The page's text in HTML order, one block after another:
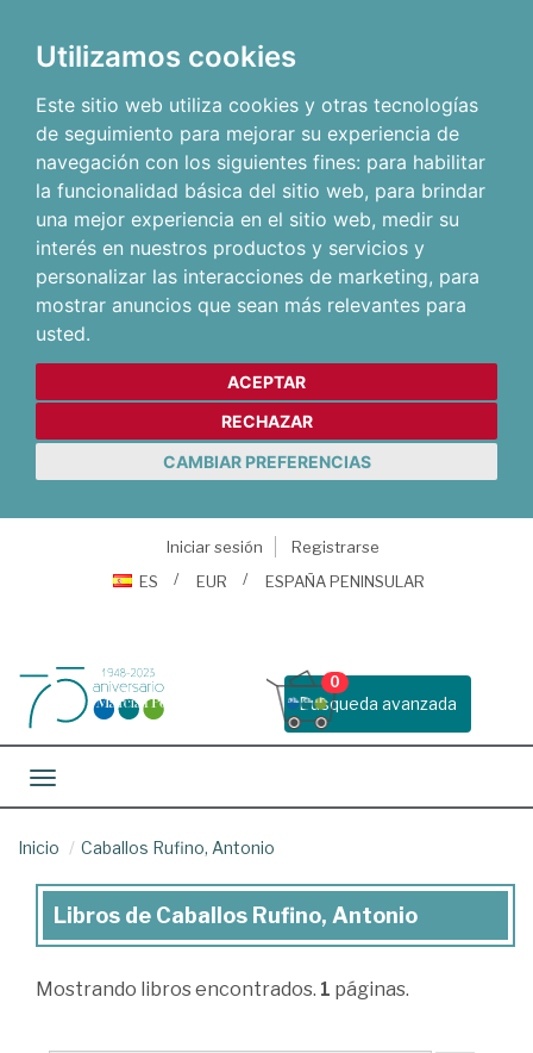
Utilizamos cookies
Este sitio web utiliza cookies y otras tecnologías
de seguimiento para mejorar su experiencia de
navegación con los siguientes fines: para habilitar
la funcionalidad básica del sitio web, para brindar
una mejor experiencia en el sitio web, medir su
interés en nuestros productos y servicios y
personalizar las interacciones de marketing, para
mostrar anuncios que sean más relevantes para
usted.
ACEPTAR
RECHAZAR
CAMBIAR PREFERENCIAS
Iniciar sesión
Registrarse
ES
EUR ESPAÑA PENINSULAR
Busqueda avanzada
0
Toggle navigation
Inicio Caballos Rufino, Antonio
Libros
Caballos
Libros de Caballos Rufino, Antonio
Mostrando libros encontrados. 1 páginas.